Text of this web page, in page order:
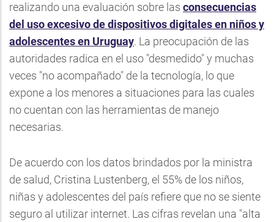
realizando una evaluación sobre las consecuencias
del uso excesivo de dispositivos digitales en niños y
adolescentes en Uruguay. La preocupación de las
autoridades radica en el uso "desmedido" y muchas
veces "no acompañado" de la tecnología, lo que
expone a los menores a situaciones para las cuales
no cuentan con las herramientas de manejo
necesarias.
De acuerdo con los datos brindados por la ministra
de salud, Cristina Lustenberg, el 55% de los niños,
niñas y adolescentes del país refiere que no se siente
seguro al utilizar internet. Las cifras revelan una "alta